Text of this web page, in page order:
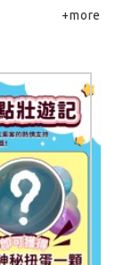
+more